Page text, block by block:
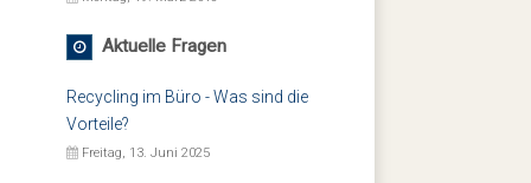
Aktuelle Fragen
Recycling im Büro - Was sind die
Vorteile?
Freitag, 13. Juni 2025